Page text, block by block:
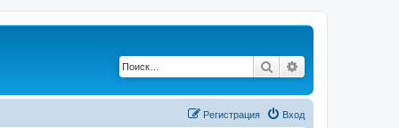
Поиск
Вход
Регистрация